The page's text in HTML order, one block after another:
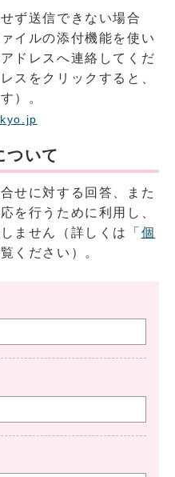
ず送信できない場合
イルの添付機能を使い
ドレスへ連絡してくだ
スをクリックすると、
）。
ついて
せに対する回答、また
を行うために利用し、
ません（詳しくは「 個
ください）。